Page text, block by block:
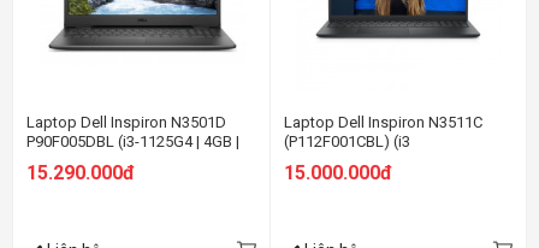
Laptop Dell Inspiron N3501D
P90F005DBL (i3-1125G4 | 4GB |
256GB | Intel UHD | 15.6-inch FHD
| Win 10 | Đen)
15.290.000đ
Laptop Dell Inspiron N3511C
(P112F001CBL) (i3
1115G4/4GBRAM/256GB
SSD/15.6 inch
15.000.000đ